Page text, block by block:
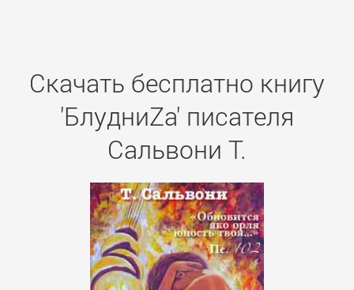
Скачать бесплатно книгу
'БлудниZа' писателя
Сальвони Т.